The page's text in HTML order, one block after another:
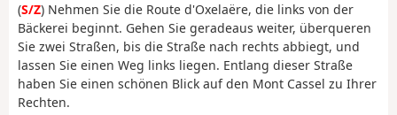
(S/Z) Nehmen Sie die Route d'Oxelaëre, die links von der
Bäckerei beginnt. Gehen Sie geradeaus weiter, überqueren
Sie zwei Straßen, bis die Straße nach rechts abbiegt, und
lassen Sie einen Weg links liegen. Entlang dieser Straße
haben Sie einen schönen Blick auf den Mont Cassel zu Ihrer
Rechten.